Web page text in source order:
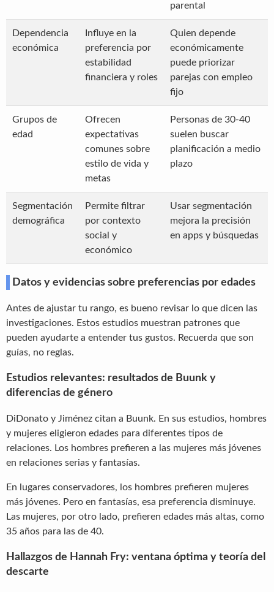
parental
Dependencia
económica
Influye en la
preferencia por
estabilidad
financiera y roles
Quien depende
económicamente
puede priorizar
parejas con empleo
fijo
Grupos de
edad
Ofrecen
expectativas
comunes sobre
estilo de vida y
metas
Personas de 30-40
suelen buscar
planificación a medio
plazo
Segmentación
demográfica
Permite filtrar
por contexto
social y
económico
Usar segmentación
mejora la precisión
en apps y búsquedas
Datos y evidencias sobre preferencias por edades
Antes de ajustar tu rango, es bueno revisar lo que dicen las
investigaciones. Estos estudios muestran patrones que
pueden ayudarte a entender tus gustos. Recuerda que son
guías, no reglas.
Estudios relevantes: resultados de Buunk y
diferencias de género
DiDonato y Jiménez citan a Buunk. En sus estudios, hombres
y mujeres eligieron edades para diferentes tipos de
relaciones. Los hombres prefieren a las mujeres más jóvenes
en relaciones serias y fantasías.
En lugares conservadores, los hombres prefieren mujeres
más jóvenes. Pero en fantasías, esa preferencia disminuye.
Las mujeres, por otro lado, prefieren edades más altas, como
35 años para las de 40.
Hallazgos de Hannah Fry: ventana óptima y teoría del
descarte